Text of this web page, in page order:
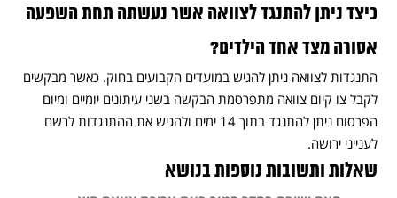
כיצד ניתן להתנגד לצוואה אשר נעשתה תחת השפעה
אסורה מצד אחד הילדים?
התנגדות לצוואה ניתן להגיש במועדים הקבועים בחוק. כאשר מבקשים
לקבל צו קיום צוואה מתפרסמת הבקשה בשני עיתונים יומיים ומיום
הפרסום ניתן להתנגד בתוך 14 ימים ולהגיש את ההתנגדות לרשם
לענייני ירושה.
שאלות ותשובות נוספות בנושא